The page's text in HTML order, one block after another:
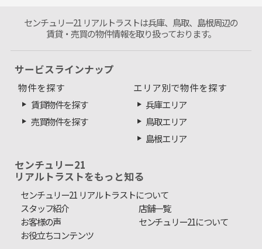
センチュリー21 リアルトラストは兵庫、鳥取、島根周辺の
賃貸・売買の物件情報を取り扱っております。
サービスラインナップ
物件を探す
賃貸物件を探す
売買物件を探す
エリア別で物件を探す
兵庫エリア
鳥取エリア
島根エリア
センチュリー21
リアルトラストをもっと知る
センチュリー21 リアルトラストについて
スタッフ紹介
店舗一覧
お客様の声
センチュリー21について
お役立ちコンテンツ